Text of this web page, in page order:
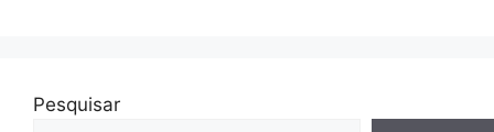
Pesquisar